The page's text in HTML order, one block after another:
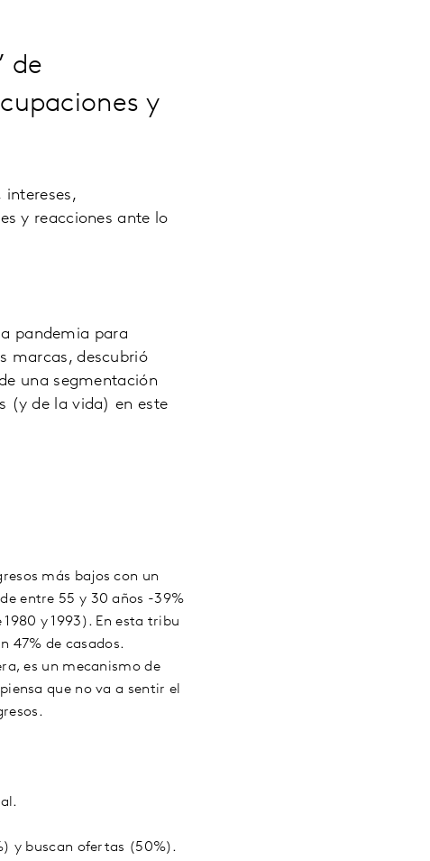
de
y
y reacciones ante lo
pandemia para
marcas, descubrió
una segmentación
(y de la vida) en este
más bajos con un
entre 55 y 30 años -39%
y 1993). En esta tribu
47% de casados.
es un mecanismo de
que no va a sentir el
y buscan ofertas (50%).